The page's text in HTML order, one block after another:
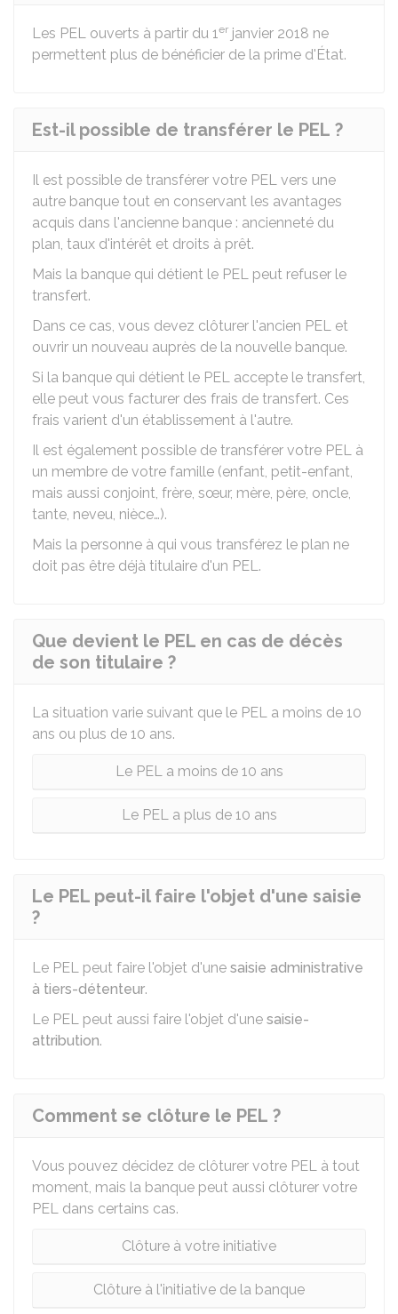
Les PEL ouverts à partir du 1er janvier 2018 ne
permettent plus de bénéficier de la prime d'État.
Est-il possible de transférer le PEL ?
Il est possible de transférer votre PEL vers une
autre banque tout en conservant les avantages
acquis dans l'ancienne banque : ancienneté du
plan, taux d'intérêt et droits à prêt.
Mais la banque qui détient le PEL peut refuser le
transfert.
Dans ce cas, vous devez clôturer l'ancien PEL et
ouvrir un nouveau auprès de la nouvelle banque.
Si la banque qui détient le PEL accepte le transfert,
elle peut vous facturer des frais de transfert. Ces
frais varient d'un établissement à l'autre.
Il est également possible de transférer votre PEL à
un membre de votre famille (enfant, petit-enfant,
mais aussi conjoint, frère, sœur, mère, père, oncle,
tante, neveu, nièce…).
Mais la personne à qui vous transférez le plan ne
doit pas être déjà titulaire d'un PEL.
Que devient le PEL en cas de décès
de son titulaire ?
La situation varie suivant que le PEL a moins de 10
ans ou plus de 10 ans.
Le PEL a moins de 10 ans
Le PEL a plus de 10 ans
Le PEL peut-il faire l'objet d'une saisie
?
Le PEL peut faire l'objet d'une saisie administrative
à tiers-détenteur.
Le PEL peut aussi faire l'objet d'une saisie-
attribution.
Comment se clôture le PEL ?
Vous pouvez décidez de clôturer votre PEL à tout
moment, mais la banque peut aussi clôturer votre
PEL dans certains cas.
Clôture à votre initiative
Clôture à l'initiative de la banque